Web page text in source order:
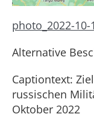
photo_2022-10-
Alternative
Captiontext:
russischen
Oktober 2022